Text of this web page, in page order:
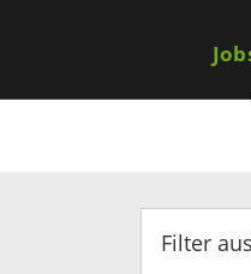
Filter